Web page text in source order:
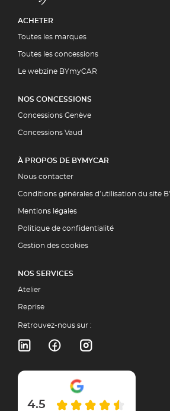
ACHETER
Toutes les marques
Toutes les concessions
Le webzine BYmyCAR
NOS CONCESSIONS
Concessions Genève
Concessions Vaud
À PROPOS DE BYMYCAR
Nous contacter
Conditions générales d’utilisation du site
Mentions légales
Politique de confidentialité
Gestion des cookies
NOS SERVICES
Atelier
Reprise
Retrouvez-nous sur :
4.5